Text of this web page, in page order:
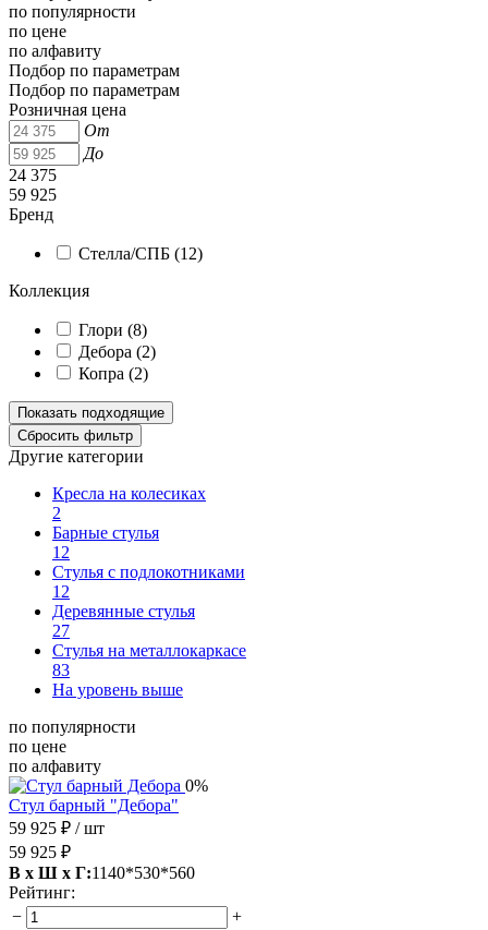
по популярности
по цене
по алфавиту
Подбор по параметрам
Подбор по параметрам
Розничная цена
От
До
24 375
59 925
Бренд
Стелла/СПБ (12)
Коллекция
Глори (8)
Дебора (2)
Копра (2)
Другие категории
Кресла на колесиках
2
Барные стулья
12
Стулья с подлокотниками
12
Деревянные стулья
27
Стулья на металлокаркасе
83
На уровень выше
по популярности
по цене
по алфавиту
0%
Стул барный "Дебора"
59 925 ₽ / шт
59 925 ₽
В х Ш х Г:1140*530*560
Рейтинг:
−
+